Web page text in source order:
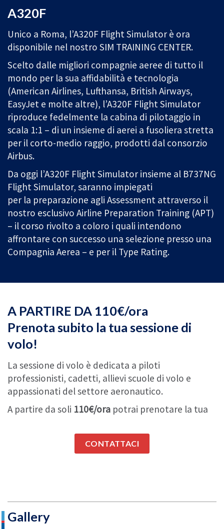
A320F
Unico a Roma, l’A320F Flight Simulator è ora
disponibile nel nostro SIM TRAINING CENTER.
Scelto dalle migliori compagnie aeree di tutto il
mondo per la sua affidabilità e tecnologia
(American Airlines, Lufthansa, British Airways,
EasyJet e molte altre), l’A320F Flight Simulator
riproduce fedelmente la cabina di pilotaggio in
scala 1:1 – di un insieme di aerei a fusoliera stretta
per il corto-medio raggio, prodotti dal consorzio
Airbus.
Da oggi l’A320F Flight Simulator insieme al B737NG
Flight Simulator, saranno impiegati
per la preparazione agli Assessment attraverso il
nostro esclusivo Airline Preparation Training (APT)
– il corso rivolto a coloro i quali intendono
affrontare con successo una selezione presso una
Compagnia Aerea – e per il Type Rating.
A PARTIRE DA 110€/ora
Prenota subito la tua sessione di
volo!
La sessione di volo è dedicata a piloti
professionisti, cadetti, allievi scuole di volo e
appassionati del settore aeronautico.
A partire da soli 110€/ora potrai prenotare la tua
di un istruttore qualificato, con il quale imparerai i
segreti e la tecnica per condurlo dal decollo
180 gradi in HD, ti regalerà un’esperienza unica.
CONTATTACI
Gallery